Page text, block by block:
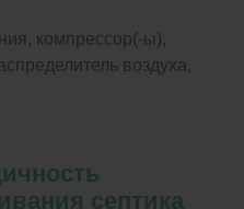
компрессор(-ы),
воздуха,
септика